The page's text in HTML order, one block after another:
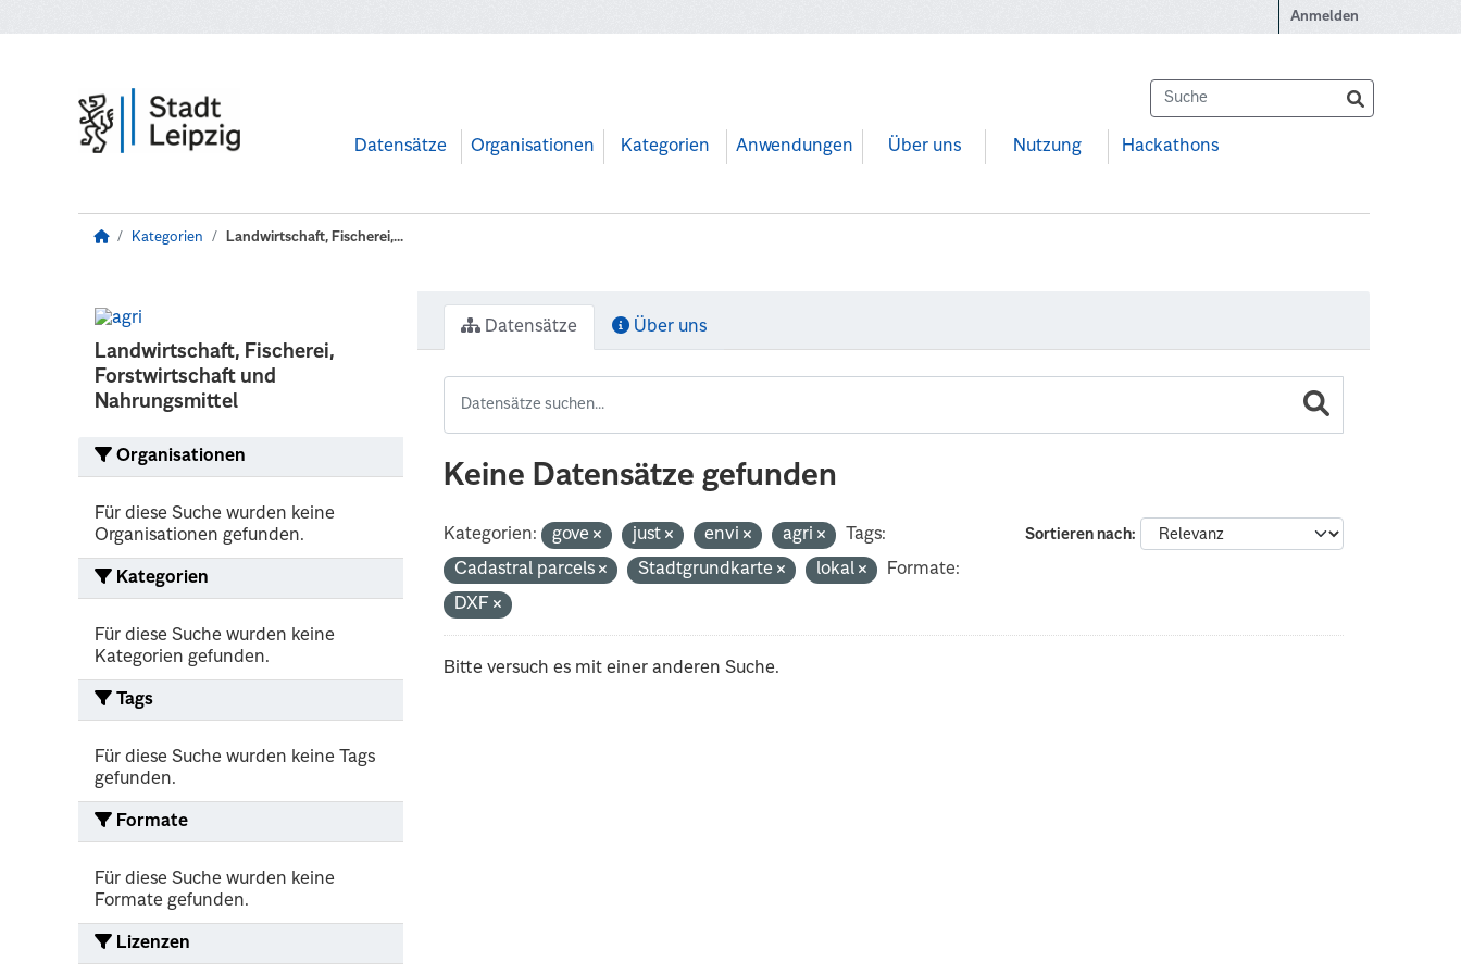
Anmelden
Datensätze Organisationen Kategorien Anwendungen Über uns Nutzung Hackathons
Kategorien Landwirtschaft, Fischerei,...
Landwirtschaft, Fischerei,
Forstwirtschaft und
Nahrungsmittel
Organisationen
Für diese Suche wurden keine
Organisationen gefunden.
Kategorien
Für diese Suche wurden keine
Kategorien gefunden.
Tags
Für diese Suche wurden keine Tags
gefunden.
Formate
Für diese Suche wurden keine
Formate gefunden.
Lizenzen
Datensätze Über uns
Keine Datensätze gefunden
Sortieren nach
Kategorien: gove just envi agri
Tags:
Cadastral parcels
Stadtgrundkarte lokal
Formate:
DXF
Bitte versuch es mit einer anderen Suche.